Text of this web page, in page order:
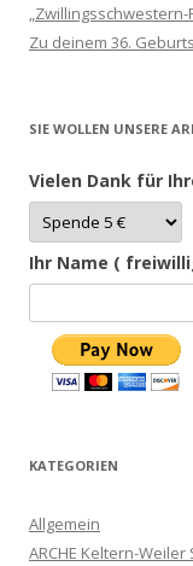
„Zwillingsschwestern-
Zu deinem 36.
SIE WOLLEN UNSERE
Vielen Dank für
Ihr Name (
KATEGORIEN
Allgemein
ARCHE Keltern-